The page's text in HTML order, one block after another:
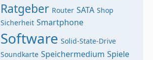
Ratgeber Router SATA Shop
Sicherheit Smartphone
Software Solid-State-Drive
Soundkarte Speichermedium Spiele